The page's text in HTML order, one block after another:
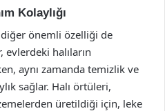
Kolaylığı
önemli özelliği de
halıların
aynı zamanda temizlik ve
sağlar. Halı örtüleri,
üretildiği için, leke